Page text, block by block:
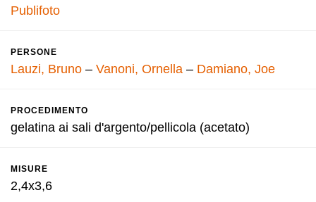
Publifoto
PERSONE
Lauzi, Bruno – Vanoni, Ornella – Damiano, Joe
PROCEDIMENTO
gelatina ai sali d'argento/pellicola (acetato)
MISURE
2,4x3,6